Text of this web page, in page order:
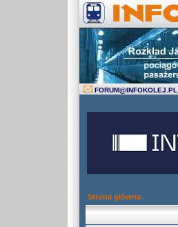
FORUM@INFOKOLEJ.PL
Strona główna